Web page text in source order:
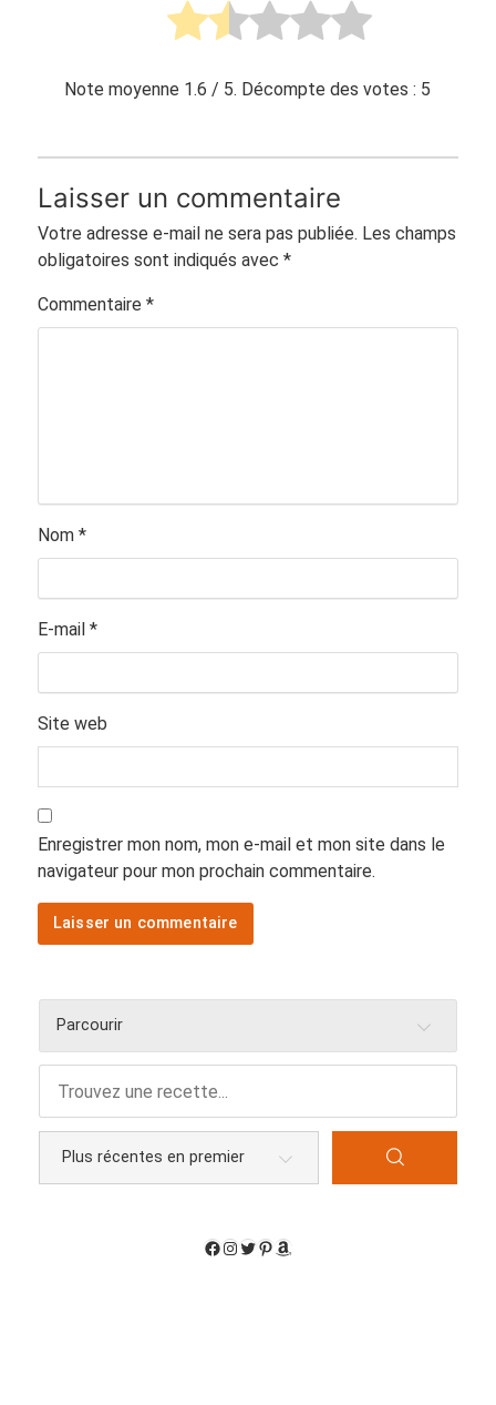
Note moyenne 1.6 / 5. Décompte des votes : 5
Laisser un commentaire
Votre adresse e-mail ne sera pas publiée. Les champs
obligatoires sont indiqués avec *
Commentaire *
Nom *
E-mail *
Site web
Enregistrer mon nom, mon e-mail et mon site dans le
navigateur pour mon prochain commentaire.
Parcourir